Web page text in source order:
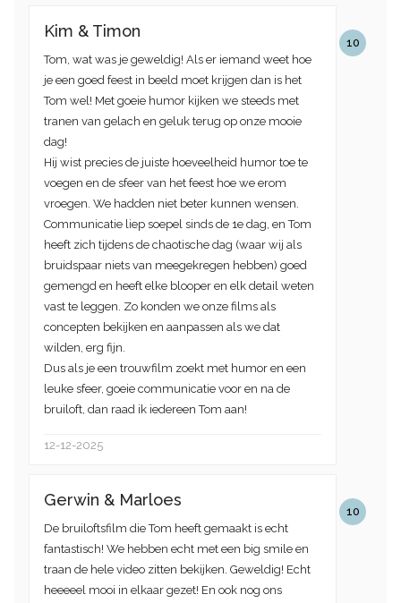
10
Kim & Timon
Tom, wat was je geweldig! Als er iemand weet hoe
je een goed feest in beeld moet krijgen dan is het
Tom wel! Met goeie humor kijken we steeds met
tranen van gelach en geluk terug op onze mooie
dag!
Hij wist precies de juiste hoeveelheid humor toe te
voegen en de sfeer van het feest hoe we erom
vroegen. We hadden niet beter kunnen wensen.
Communicatie liep soepel sinds de 1e dag, en Tom
heeft zich tijdens de chaotische dag (waar wij als
bruidspaar niets van meegekregen hebben) goed
gemengd en heeft elke blooper en elk detail weten
vast te leggen. Zo konden we onze films als
concepten bekijken en aanpassen als we dat
wilden, erg fijn.
Dus als je een trouwfilm zoekt met humor en een
leuke sfeer, goeie communicatie voor en na de
bruiloft, dan raad ik iedereen Tom aan!
12-12-2025
10
Gerwin & Marloes
De bruiloftsfilm die Tom heeft gemaakt is echt
fantastisch! We hebben echt met een big smile en
traan de hele video zitten bekijken. Geweldig! Echt
heeeeel mooi in elkaar gezet! En ook nog ons